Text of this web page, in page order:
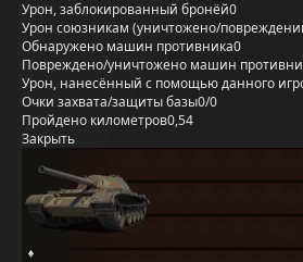
Урон, заблокированный бронёй0
Урон союзникам (уничтожено/
Обнаружено машин противника0
Повреждено/уничтожено машин
Урон, нанесённый с помощью данного
Очки захвата/защиты базы0/0
Пройдено километров0,54
Закрыть